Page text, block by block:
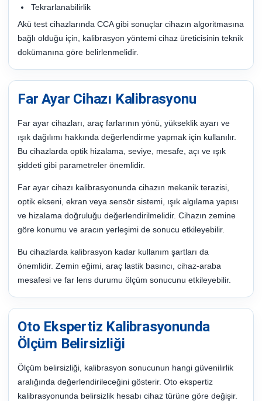
Tekrarlanabilirlik
Akü test cihazlarında CCA gibi sonuçlar cihazın algoritmasına
bağlı olduğu için, kalibrasyon yöntemi cihaz üreticisinin teknik
dokümanına göre belirlenmelidir.
Far Ayar Cihazı Kalibrasyonu
Far ayar cihazları, araç farlarının yönü, yükseklik ayarı ve
ışık dağılımı hakkında değerlendirme yapmak için kullanılır.
Bu cihazlarda optik hizalama, seviye, mesafe, açı ve ışık
şiddeti gibi parametreler önemlidir.
Far ayar cihazı kalibrasyonunda cihazın mekanik terazisi,
optik ekseni, ekran veya sensör sistemi, ışık algılama yapısı
ve hizalama doğruluğu değerlendirilmelidir. Cihazın zemine
göre konumu ve aracın yerleşimi de sonucu etkileyebilir.
Bu cihazlarda kalibrasyon kadar kullanım şartları da
önemlidir. Zemin eğimi, araç lastik basıncı, cihaz-araba
mesafesi ve far lens durumu ölçüm sonucunu etkileyebilir.
Oto Ekspertiz Kalibrasyonunda
Ölçüm Belirsizliği
Ölçüm belirsizliği, kalibrasyon sonucunun hangi güvenilirlik
aralığında değerlendirileceğini gösterir. Oto ekspertiz
kalibrasyonunda belirsizlik hesabı cihaz türüne göre değişir.